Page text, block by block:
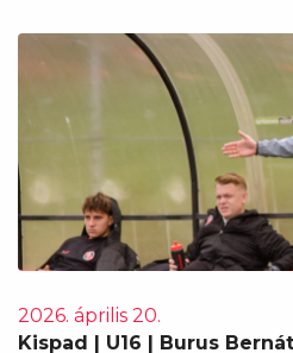
2026. április 20.
Kispad | U16 | Burus